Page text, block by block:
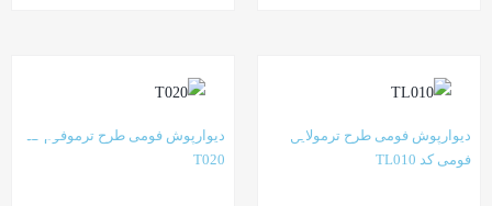
دیوارپوش فومی طرح ترمولاین
فومی کد TL010
دیوارپوش فومی طرح ترموفوم کد
T020